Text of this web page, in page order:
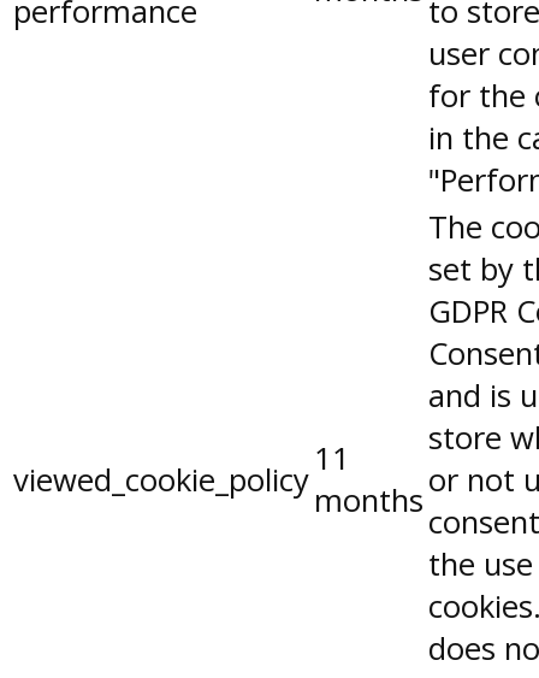
performance
to
user
for the
in the
viewed_cookie_policy
11
months
The
set by
GDPR
and is
store
or not
the
does